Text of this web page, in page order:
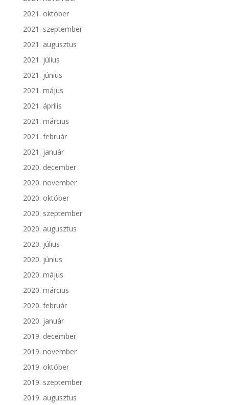
2021. október
2021. szeptember
2021. augusztus
2021. július
2021. június
2021. május
2021. április
2021. március
2021. február
2021. január
2020. december
2020. november
2020. október
2020. szeptember
2020. augusztus
2020. július
2020. június
2020. május
2020. március
2020. február
2020. január
2019. december
2019. november
2019. október
2019. szeptember
2019. augusztus